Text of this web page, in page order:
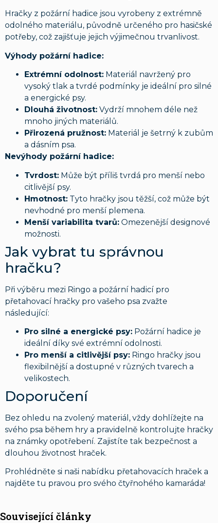
Hračky z požární hadice jsou vyrobeny z extrémně
odolného materiálu, původně určeného pro hasičské
potřeby, což zajišťuje jejich výjimečnou trvanlivost.
Výhody požární hadice:
Extrémní odolnost: Materiál navržený pro
vysoký tlak a tvrdé podmínky je ideální pro silné
a energické psy.
Dlouhá životnost: Vydrží mnohem déle než
mnoho jiných materiálů.
Přirozená pružnost: Materiál je šetrný k zubům
a dásním psa.
Nevýhody požární hadice:
Tvrdost: Může být příliš tvrdá pro menší nebo
citlivější psy.
Hmotnost: Tyto hračky jsou těžší, což může být
nevhodné pro menší plemena.
Menší variabilita tvarů: Omezenější designové
možnosti.
Jak vybrat tu správnou
hračku?
Při výběru mezi Ringo a požární hadicí pro
přetahovací hračky pro vašeho psa zvažte
následující:
Pro silné a energické psy: Požární hadice je
ideální díky své extrémní odolnosti.
Pro menší a citlivější psy: Ringo hračky jsou
flexibilnější a dostupné v různých tvarech a
velikostech.
Doporučení
Bez ohledu na zvolený materiál, vždy dohlížejte na
svého psa během hry a pravidelně kontrolujte hračky
na známky opotřebení. Zajistíte tak bezpečnost a
dlouhou životnost hraček.
Prohlédněte si naši nabídku přetahovacích hraček a
najděte tu pravou pro svého čtyřnohého kamaráda!
Související články